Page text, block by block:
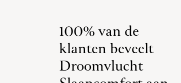
100% van de
klanten beveelt
Droomvlucht